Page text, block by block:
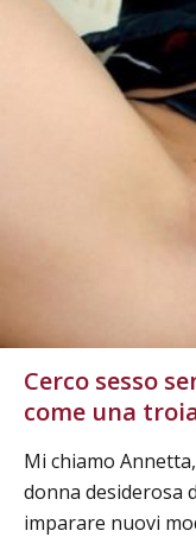
Cerco sesso
come una
Mi chiamo
donna desiderosa
imparare nuovi